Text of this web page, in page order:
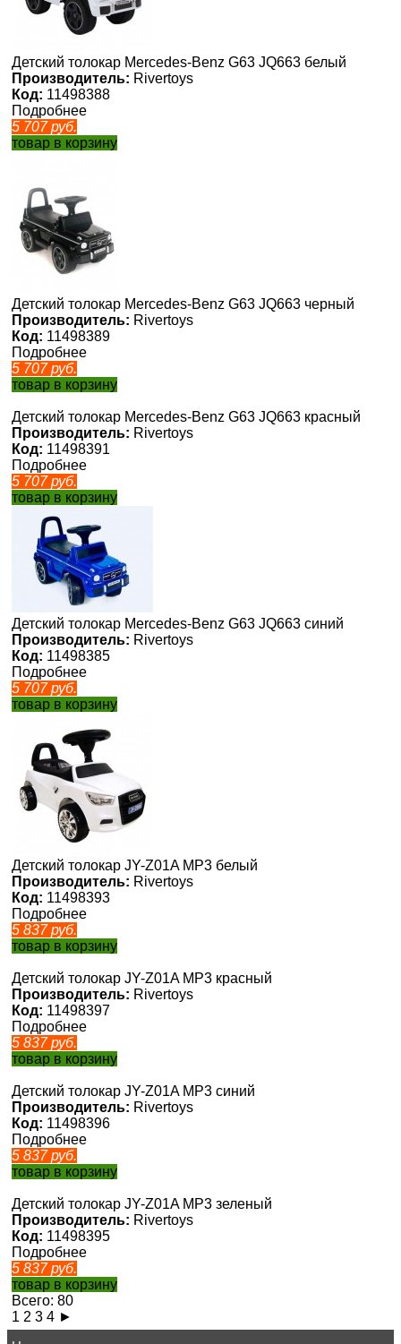
Детский толокар Mercedes-Benz G63 JQ663 белый
Производитель: Rivertoys
Код: 11498388
Подробнее
5 707 руб.
товар в корзину
Детский толокар Mercedes-Benz G63 JQ663 черный
Производитель: Rivertoys
Код: 11498389
Подробнее
5 707 руб.
товар в корзину
Детский толокар Mercedes-Benz G63 JQ663 красный
Производитель: Rivertoys
Код: 11498391
Подробнее
5 707 руб.
товар в корзину
Детский толокар Mercedes-Benz G63 JQ663 синий
Производитель: Rivertoys
Код: 11498385
Подробнее
5 707 руб.
товар в корзину
Детский толокар JY-Z01A MP3 белый
Производитель: Rivertoys
Код: 11498393
Подробнее
5 837 руб.
товар в корзину
Детский толокар JY-Z01A MP3 красный
Производитель: Rivertoys
Код: 11498397
Подробнее
5 837 руб.
товар в корзину
Детский толокар JY-Z01A MP3 синий
Производитель: Rivertoys
Код: 11498396
Подробнее
5 837 руб.
товар в корзину
Детский толокар JY-Z01A MP3 зеленый
Производитель: Rivertoys
Код: 11498395
Подробнее
5 837 руб.
товар в корзину
Всего: 80
1 2 3 4 ►